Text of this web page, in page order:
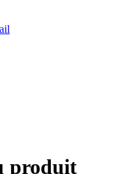
produit